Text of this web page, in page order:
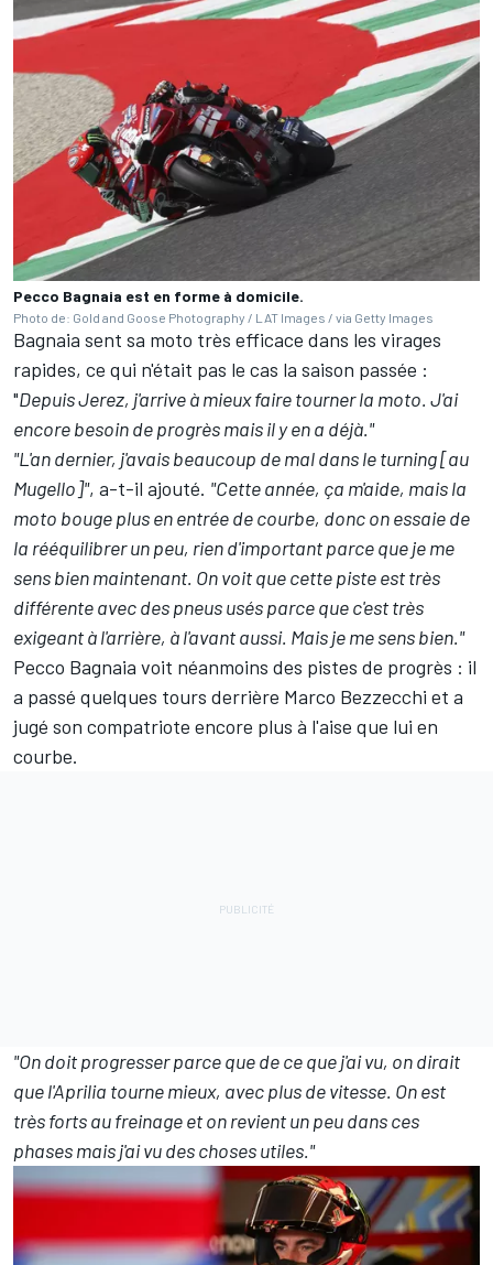
Pecco Bagnaia est en forme à domicile.
Photo de: Gold and Goose Photography / LAT Images / via Getty Images
Bagnaia sent sa moto très efficace dans les virages
rapides, ce qui n'était pas le cas la saison passée :
"Depuis Jerez, j'arrive à mieux faire tourner la moto. J'ai
encore besoin de progrès mais il y en a déjà."
"L'an dernier, j'avais beaucoup de mal dans le turning [au
Mugello]", a-t-il ajouté. "Cette année, ça m'aide, mais la
moto bouge plus en entrée de courbe, donc on essaie de
la rééquilibrer un peu, rien d'important parce que je me
sens bien maintenant. On voit que cette piste est très
différente avec des pneus usés parce que c'est très
exigeant à l'arrière, à l'avant aussi. Mais je me sens bien."
Pecco Bagnaia voit néanmoins des pistes de progrès : il
a passé quelques tours derrière Marco Bezzecchi et a
jugé son compatriote encore plus à l'aise que lui en
courbe.
"On doit progresser parce que de ce que j'ai vu, on dirait
que l'Aprilia tourne mieux, avec plus de vitesse. On est
très forts au freinage et on revient un peu dans ces
phases mais j'ai vu des choses utiles."